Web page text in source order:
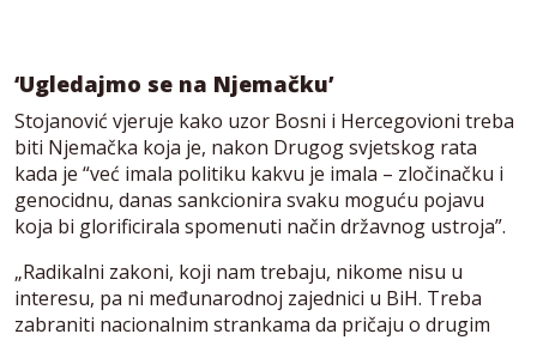
‘Ugledajmo se na Njemačku’
Stojanović vjeruje kako uzor Bosni i Hercegovioni treba
biti Njemačka koja je, nakon Drugog svjetskog rata
kada je “već imala politiku kakvu je imala – zločinačku i
genocidnu, danas sankcionira svaku moguću pojavu
koja bi glorificirala spomenuti način državnog ustroja”.
„Radikalni zakoni, koji nam trebaju, nikome nisu u
interesu, pa ni međunarodnoj zajednici u BiH. Treba
zabraniti nacionalnim strankama da pričaju o drugim